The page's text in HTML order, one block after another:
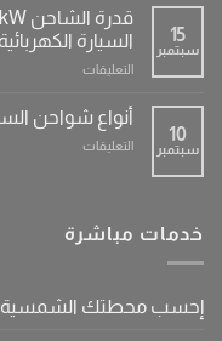
مصر؟
دليل
موسوعي
لشراء
شحن
AC
DC:
لفهم
الفروق
15
سبتمبر
السيارة
التعليقات
الشاحن
kW
شاحن
مغلقة
10
سبتمبر
أنواع شواحن
التعليقات
الكهربائية
واستخداماتها
خدمات مباشرة
إحسب محطتك الشمسية